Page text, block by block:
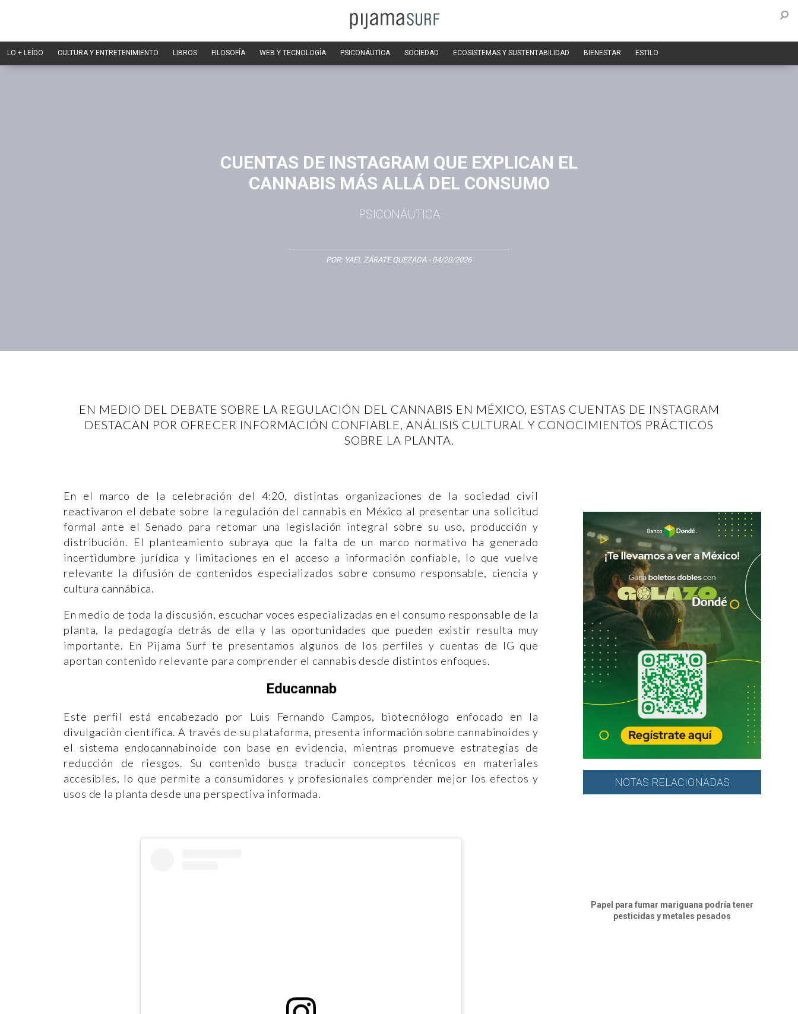
LO + LEÍDO CULTURA Y ENTRETENIMIENTO LIBROS FILOSOFÍA WEB Y TECNOLOGÍA PSICONÁUTICA SOCIEDAD ECOSISTEMAS Y SUSTENTABILIDAD BIENESTAR ESTILO
CUENTAS DE INSTAGRAM QUE EXPLICAN EL
CANNABIS MÁS ALLÁ DEL CONSUMO
PSICONÁUTICA
POR: YAEL ZÁRATE QUEZADA - 04/20/2026
EN MEDIO DEL DEBATE SOBRE LA REGULACIÓN DEL CANNABIS EN MÉXICO, ESTAS CUENTAS DE INSTAGRAM
DESTACAN POR OFRECER INFORMACIÓN CONFIABLE, ANÁLISIS CULTURAL Y CONOCIMIENTOS PRÁCTICOS
SOBRE LA PLANTA.
En el marco de la celebración del 4:20, distintas organizaciones de la sociedad civil
reactivaron el debate sobre la regulación del cannabis en México al presentar una solicitud
formal ante el Senado para retomar una legislación integral sobre su uso, producción y
distribución. El planteamiento subraya que la falta de un marco normativo ha generado
incertidumbre jurídica y limitaciones en el acceso a información confiable, lo que vuelve
relevante la difusión de contenidos especializados sobre consumo responsable, ciencia y
cultura cannábica.
En medio de toda la discusión, escuchar voces especializadas en el consumo responsable de la
planta, la pedagogía detrás de ella y las oportunidades que pueden existir resulta muy
importante. En Pijama Surf te presentamos algunos de los perfiles y cuentas de IG que
aportan contenido relevante para comprender el cannabis desde distintos enfoques.
Educannab
Este perfil está encabezado por Luis Fernando Campos, biotecnólogo enfocado en la
divulgación científica. A través de su plataforma, presenta información sobre cannabinoides y
el sistema endocannabinoide con base en evidencia, mientras promueve estrategias de
reducción de riesgos. Su contenido busca traducir conceptos técnicos en materiales
accesibles, lo que permite a consumidores y profesionales comprender mejor los efectos y
usos de la planta desde una perspectiva informada.
NOTAS RELACIONADAS
Papel para fumar mariguana podría tener
pesticidas y metales pesados